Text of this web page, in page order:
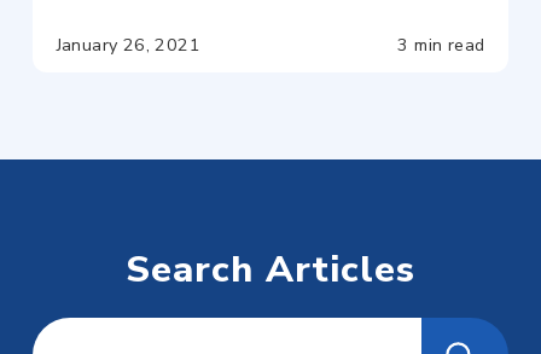
January 26, 2021 3 min read
Search Articles